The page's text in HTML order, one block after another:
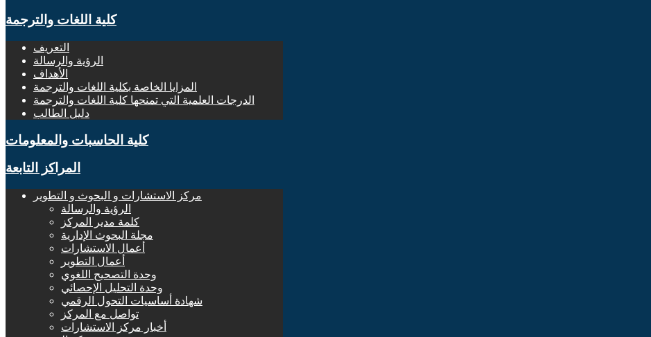
كلية اللغات والترجمة
التعريف
الرؤية والرسالة
الأهداف
المزايا الخاصة بكلية اللغات والترجمة
الدرجات العلمية التي تمنحها كلية اللغات والترجمة
دليل الطالب
كلية الحاسبات والمعلومات
المراكز التابعة
مركز الاستشارات و البحوث و التطوير
الرؤية والرسالة
كلمة مدير المركز
مجلة البحوث الإدارية
أعمال الاستشارات
أعمال التطوير
وحدة التصحيح اللغوي
وحدة التحليل الإحصائي
شهادة أساسيات التحول الرقمي
تواصل مع المركز
أخبار مركز الاستشارات